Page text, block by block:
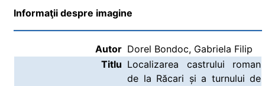
Informaţii despre imagine
Autor Dorel Bondoc, Gabriela Filip
Titlu Localizarea castrului roman
de la Răcari și a turnului de